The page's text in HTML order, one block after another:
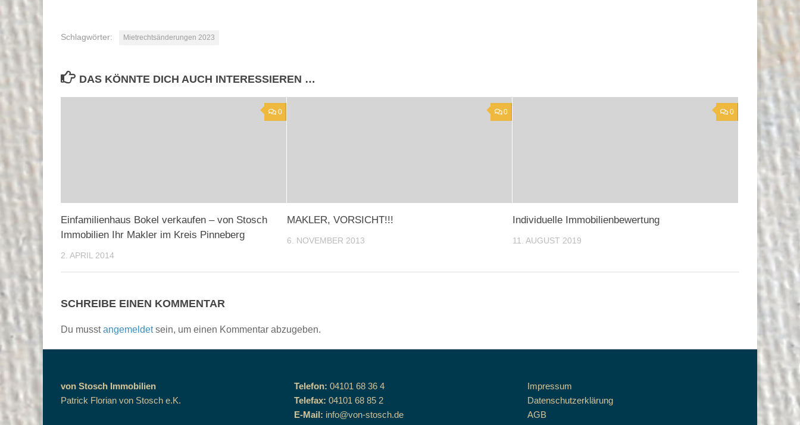
Schlagwörter: Mietrechtsänderungen 2023
DAS KÖNNTE DICH AUCH INTERESSIEREN …
0
Einfamilienhaus Bokel verkaufen – von Stosch
Immobilien Ihr Makler im Kreis Pinneberg
2. APRIL 2014
0
MAKLER, VORSICHT!!!
6. NOVEMBER 2013
0
Individuelle Immobilienbewertung
11. AUGUST 2019
SCHREIBE EINEN KOMMENTAR
Du musstangemeldetsein, um einen Kommentar abzugeben.
von Stosch Immobilien
Patrick Florian von Stosch e.K.
Telefon: 04101 68 36 4
Telefax: 04101 68 85 2
E-Mail: info@von-stosch.de
Impressum
Datenschutzerklärung
AGB